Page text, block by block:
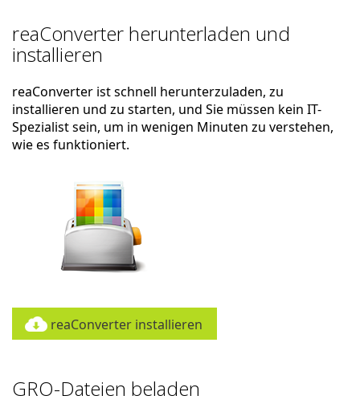
reaConverter herunterladen und
installieren
reaConverter ist schnell herunterzuladen, zu
installieren und zu starten, und Sie müssen kein IT-
Spezialist sein, um in wenigen Minuten zu verstehen,
wie es funktioniert.
reaConverter installieren
GRO-Dateien beladen